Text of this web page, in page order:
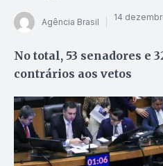
Agência Brasil 14
No total, 53 senadores e
contrários aos vetos